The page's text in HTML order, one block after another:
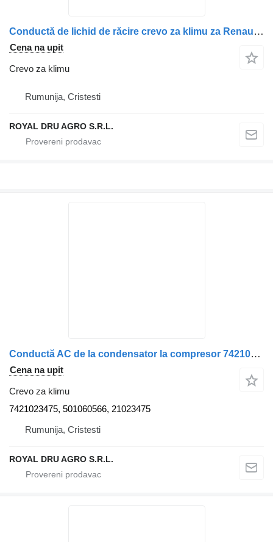
Conductă de lichid de răcire crevo za klimu za Renault 7482542861 – țeavă dublă, cu coturi și etanșări, lungime aproximativă 45 cm kamiona
Cena na upit
Crevo za klimu
Rumunija, Cristesti
ROYAL DRU AGRO S.R.L.
Conductă AC de la condensator la compresor 7421023475 501060566 crevo za klimu za Renault kamiona
Cena na upit
Crevo za klimu
7421023475, 501060566, 21023475
Rumunija, Cristesti
ROYAL DRU AGRO S.R.L.